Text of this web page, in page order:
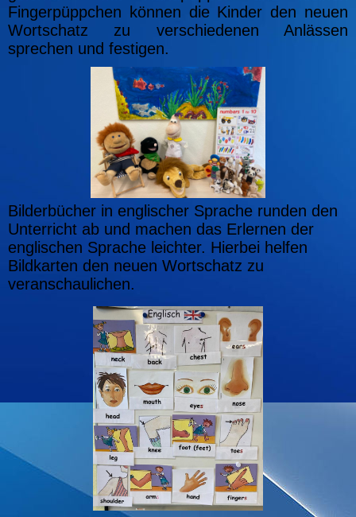
Fingerpüppchen können die Kinder den neuen
Wortschatz zu verschiedenen Anlässen
sprechen und festigen.
Bilderbücher in englischer Sprache runden den
Unterricht ab und machen das Erlernen der
englischen Sprache leichter. Hierbei helfen
Bildkarten den neuen Wortschatz zu
veranschaulichen.